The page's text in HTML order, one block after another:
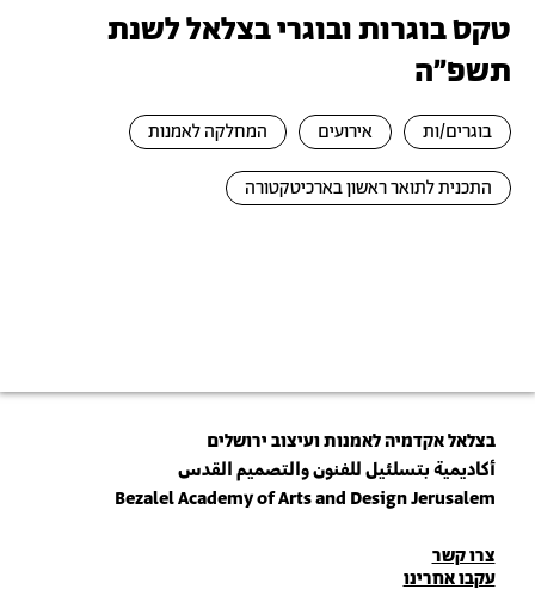
טקס בוגרות ובוגרי בצלאל לשנת
תשפ"ה
בוגרים/ות אירועים המחלקה לאמנות
התכנית לתואר ראשון בארכיטקטורה
בצלאל אקדמיה לאמנות ועיצוב ירושלים
أكاديمية بتسلئيل للفنون والتصميم القدس
Bezalel Academy of Arts and Design Jerusalem
פרטי
יצירת
צרו קשר
עקבו אחרינו